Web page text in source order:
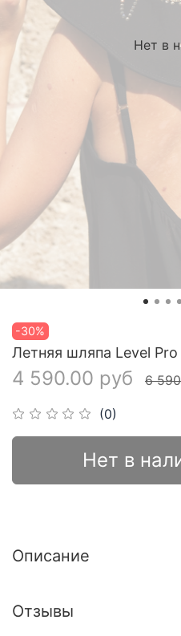
Нет в
-30%
(0)
Летняя шляпа Level
4 590.00 руб 6
Нет в
Описание
Отзывы